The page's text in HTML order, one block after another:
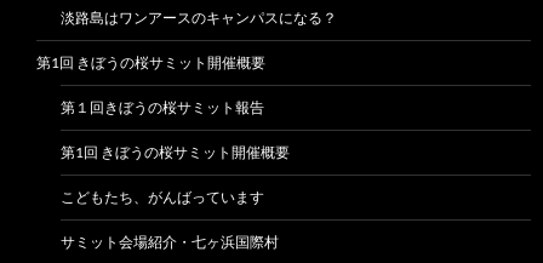
淡路島はワンアースのキャンパスになる？
第1回 きぼうの桜サミット開催概要
第１回きぼうの桜サミット報告
第1回 きぼうの桜サミット開催概要
こどもたち、がんばっています
サミット会場紹介・七ヶ浜国際村